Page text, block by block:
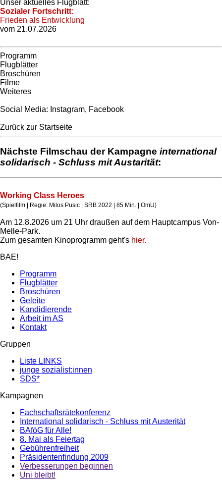
Unser aktuelles Flugblatt:
Sozialer Fortschritt:
Frieden als Entwicklung
vom 21.07.2026
Programm
Flugblätter
Broschüren
Filme
Weiteres
Social Media: Instagram, Facebook
Zurück zur Startseite
Nächste Filmschau der Kampagne international
solidarisch - Schluss mit Austarität:
Working Class Heroes
(Spielfilm | Regie: Milos Pusic | SRB 2022 | 85 Min. | OmU)
Am 12.8.2026 um 21 Uhr draußen auf dem Hauptcampus Von-
Melle-Park.
Zum gesamten Kinoprogramm geht's hier.
BAE!
Programm
Flugblätter
Broschüren
Geleite
Kandidierende
Arbeit im AS
Kontakt
Gruppen
Liste LINKS
junge sozialist:innen
SDS*
Kampagnen
Fachschaftsrätekonferenz
International solidarisch - Schluss mit Austerität
BAföG für Alle!
8. Mai als Feiertag
Gebührenfreiheit
Präsidentenfindung 2009
Verbesserungen beginnen
Uni bleibt!